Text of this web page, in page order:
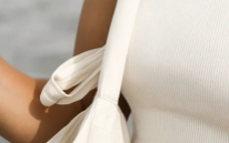
na Google Reviews